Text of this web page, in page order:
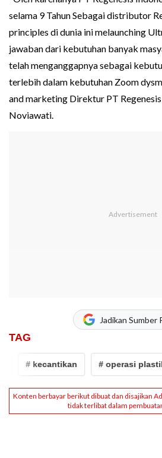
selama 9 Tahun Sebagai distributor
principles di dunia ini melaunching
jawaban dari kebutuhan banyak
telah menganggapnya sebagai
terlebih dalam kebutuhan Zoom
and marketing Direktur PT
Noviawati.
Jadikan Sumber
TAG
# kecantikan # operasi plastik